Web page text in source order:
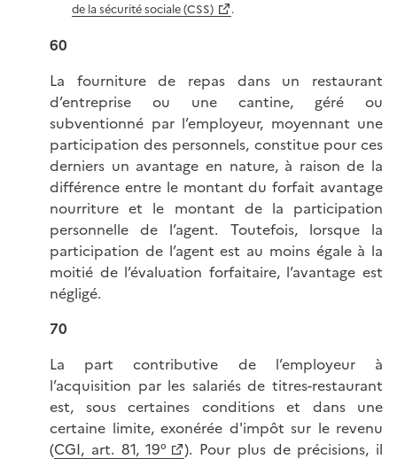
de la sécurité sociale (CSS)
.
60
La fourniture de repas dans un restaurant
d’entreprise ou une cantine, géré ou
subventionné par l’employeur, moyennant une
participation des personnels, constitue pour ces
derniers un avantage en nature, à raison de la
différence entre le montant du forfait avantage
nourriture et le montant de la participation
personnelle de l’agent. Toutefois, lorsque la
participation de l’agent est au moins égale à la
moitié de l’évaluation forfaitaire, l’avantage est
négligé.
70
La part contributive de l’employeur à
l’acquisition par les salariés de titres-restaurant
est, sous certaines conditions et dans une
certaine limite, exonérée d'impôt sur le revenu
(CGI, art. 81, 19°
). Pour plus de précisions, il